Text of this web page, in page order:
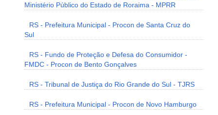
Ministério Público do Estado de Roraima - MPRR
RS - Prefeitura Municipal - Procon de Santa Cruz do
Sul
RS - Fundo de Proteção e Defesa do Consumidor -
FMDC - Procon de Bento Gonçalves
RS - Tribunal de Justiça do Rio Grande do Sul - TJRS
RS - Prefeitura Municipal - Procon de Novo Hamburgo